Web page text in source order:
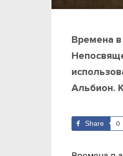
Времена
Альбион.
Share 0